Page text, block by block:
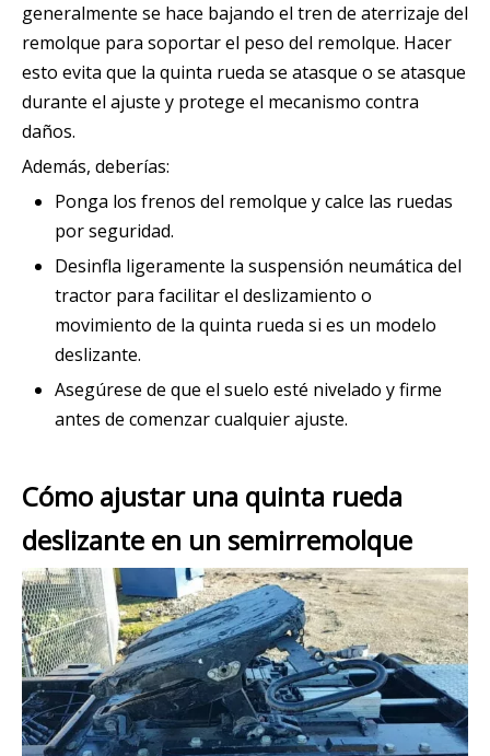
generalmente se hace bajando el tren de aterrizaje del
remolque para soportar el peso del remolque. Hacer
esto evita que la quinta rueda se atasque o se atasque
durante el ajuste y protege el mecanismo contra
daños.
Además, deberías:
Ponga los frenos del remolque y calce las ruedas
por seguridad.
Desinfla ligeramente la suspensión neumática del
tractor para facilitar el deslizamiento o
movimiento de la quinta rueda si es un modelo
deslizante.
Asegúrese de que el suelo esté nivelado y firme
antes de comenzar cualquier ajuste.
Cómo ajustar una quinta rueda
deslizante en un semirremolque